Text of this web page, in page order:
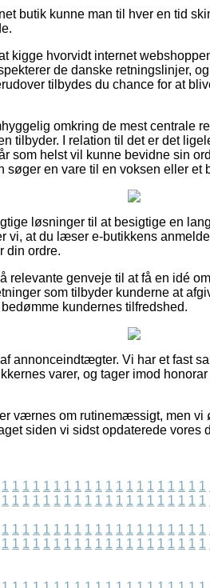
butik kunne man til hver en tid
kigge hvorvidt internet
de danske retningslinjer,
tilbydes du chance for at
omkring de mest centrale
tilbyder. I relation til det er det
som helst vil kunne bevidne sin
søger en vare til en voksen eller et
løsninger til at besigtige en
vi, at du læser e-butikkens
din ordre.
relevante genveje til at få en idé
som tilbyder kunderne at
kundernes tilfredshed.
annonceindtægter. Vi har et fast
varer, og tager imod
værnes om rutinemæssigt, men vi
siden vi sidst opdaterede vores
1 1 1 1 1 1 1 1 1 1 1 1 1 1 1 1 1 1 1 1
1 1 1 1 1 1 1 1 1 1 1 1 1 1 1 1 1 1 1 1
1 1 1 1 1 1 1 1 1 1 1 1 1 1 1 1 1 1 1 1
1 1 1 1 1 1 1 1 1 1 1 1 1 1 1 1 1 1 1 1